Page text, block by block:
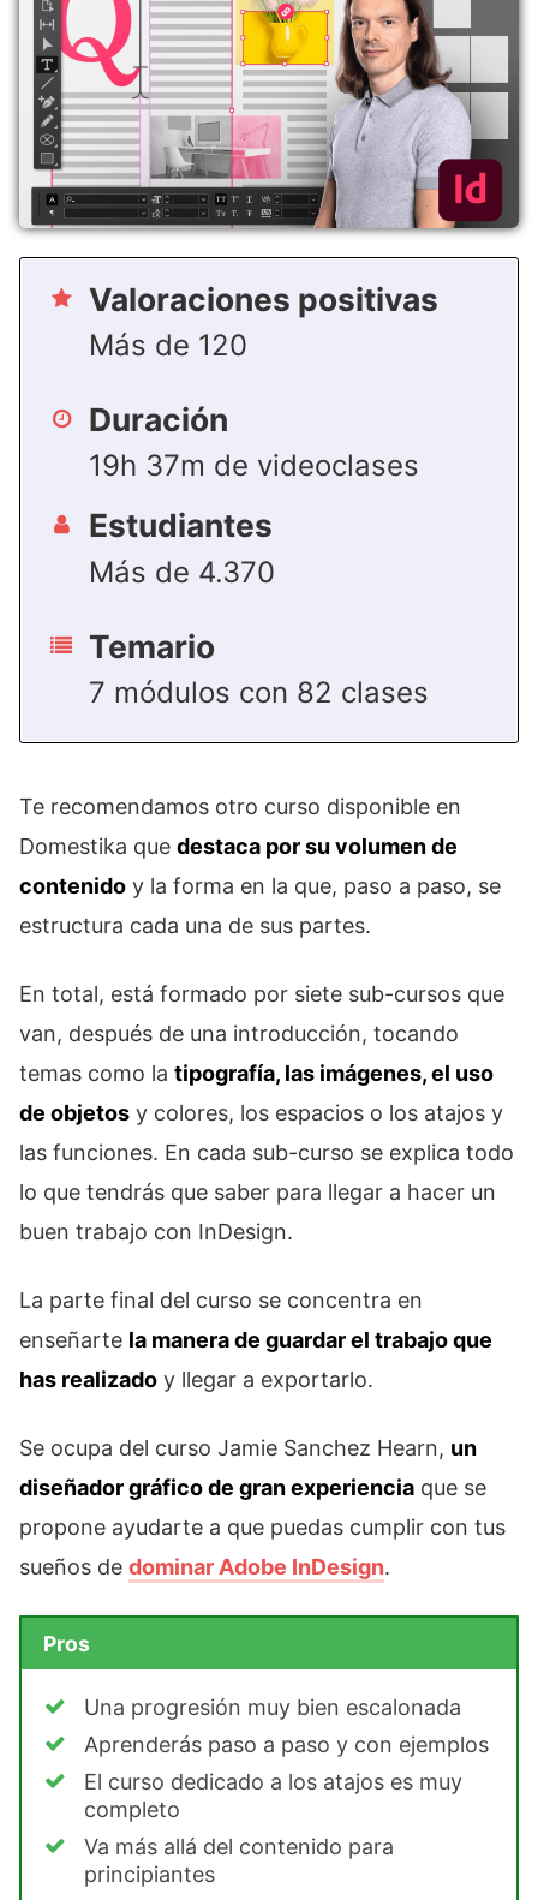
Valoraciones positivas
Más de 120
Duración
19h 37m de videoclases
Estudiantes
Más de 4.370
Temario
7 módulos con 82 clases
Te recomendamos otro curso disponible en
Domestika que destaca por su volumen de
contenido y la forma en la que, paso a paso, se
estructura cada una de sus partes.
En total, está formado por siete sub-cursos que
van, después de una introducción, tocando
temas como la tipografía, las imágenes, el uso
de objetos y colores, los espacios o los atajos y
las funciones. En cada sub-curso se explica todo
lo que tendrás que saber para llegar a hacer un
buen trabajo con InDesign.
La parte final del curso se concentra en
enseñarte la manera de guardar el trabajo que
has realizado y llegar a exportarlo.
Se ocupa del curso Jamie Sanchez Hearn, un
diseñador gráfico de gran experiencia que se
propone ayudarte a que puedas cumplir con tus
sueños de dominar Adobe InDesign.
Pros
Una progresión muy bien escalonada
Aprenderás paso a paso y con ejemplos
El curso dedicado a los atajos es muy
completo
Va más allá del contenido para
principiantes